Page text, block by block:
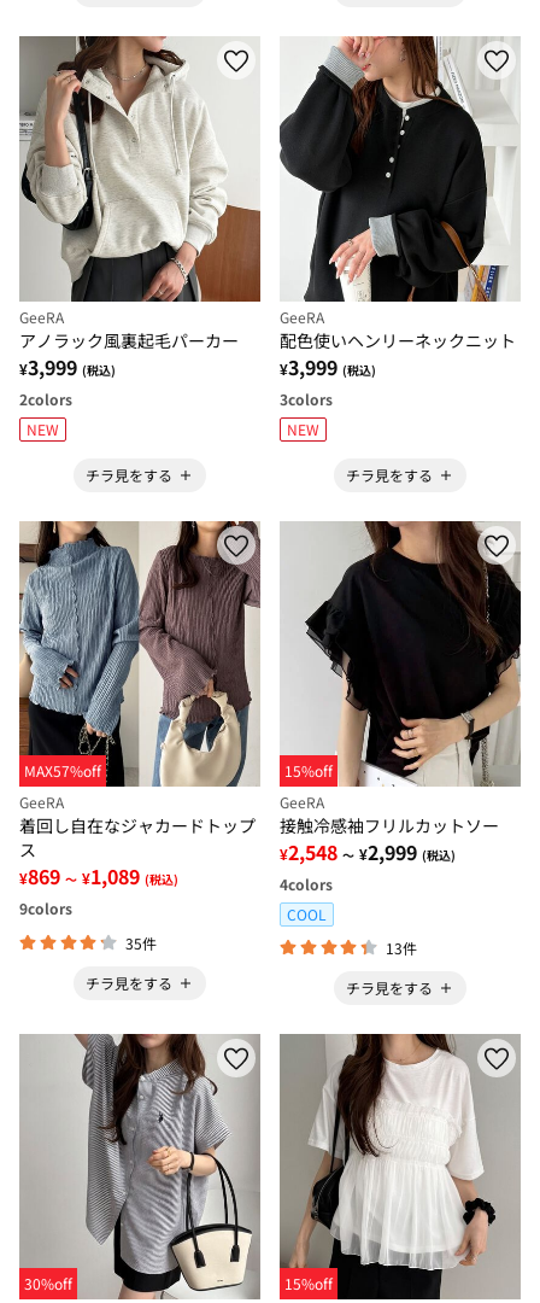
GeeRA
アノラック風裏起毛パーカー
¥3,999 (税込)
2colors
NEW
チラ見をする
GeeRA
配色使いヘンリーネックニット
¥3,999 (税込)
3colors
NEW
チラ見をする
MAX57%off
GeeRA
着回し自在なジャカードトップ
ス
¥869 ～ ¥1,089 (税込)
9colors
35件
チラ見をする
15%off
GeeRA
接触冷感袖フリルカットソー
¥2,548 ～ ¥2,999 (税込)
4colors
COOL
13件
チラ見をする
30%off
15%off